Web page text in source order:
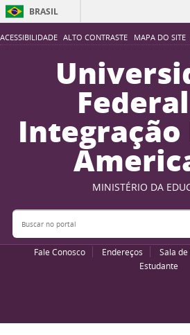
ACESSIBILIDADE ALTO CONTRASTE MAPA DO SITE
BRASIL
MINISTÉRIO DA
Buscar no portal
Fale Conosco Endereços Sala
Estudante